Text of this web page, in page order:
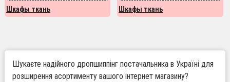
Шкафы ткань Шкафы ткань
Шукаєте надійного дропшиппінг постачальника в Україні для
розширення асортименту вашого інтернет магазину?